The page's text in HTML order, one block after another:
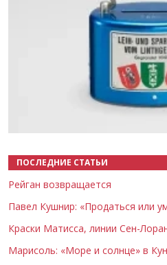
ПОСЛЕДНИЕ СТАТЬИ
Рейган возвращается
Павел Кушнир: «Продаться или
Краски Матисса, линии Сен-
Марисоль: «Море и солнце» в